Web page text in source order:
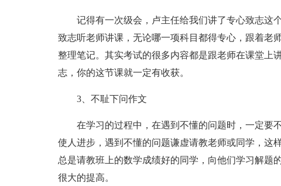
记得有一次级会，卢主任给我们讲了专心致志这
致志听老师讲课，无论哪一项科目都得专心，跟着老
整理笔记。其实考试的很多内容都是跟老师在课堂上
志，你的这节课就一定有收获。
3、不耻下问作文
在学习的过程中，在遇到不懂的问题时，一定要
使人进步，遇到不懂的问题谦虚请教老师或同学，这
总是请教班上的数学成绩好的同学，向他们学习解题
很大的提高。